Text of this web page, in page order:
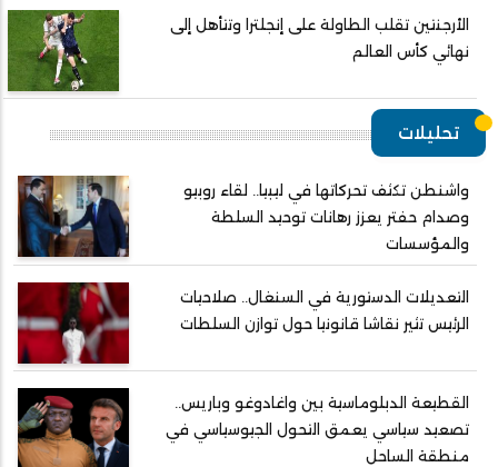
الأرجنتين تقلب الطاولة على إنجلترا وتتأهل إلى
نهائي كأس العالم
تحليلات
واشنطن تكثف تحركاتها في ليبيا.. لقاء روبيو
وصدام حفتر يعزز رهانات توحيد السلطة
والمؤسسات
التعديلات الدستورية في السنغال.. صلاحيات
الرئيس تثير نقاشا قانونيا حول توازن السلطات
القطيعة الدبلوماسية بين واغادوغو وباريس..
تصعيد سياسي يعمق التحول الجيوسياسي في
منطقة الساحل